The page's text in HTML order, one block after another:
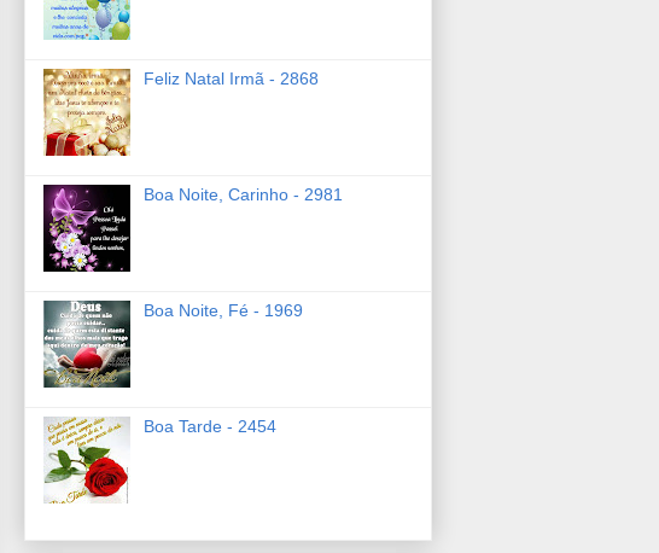
Feliz Natal Irmã - 2868
Boa Noite, Carinho - 2981
Boa Noite, Fé - 1969
Boa Tarde - 2454